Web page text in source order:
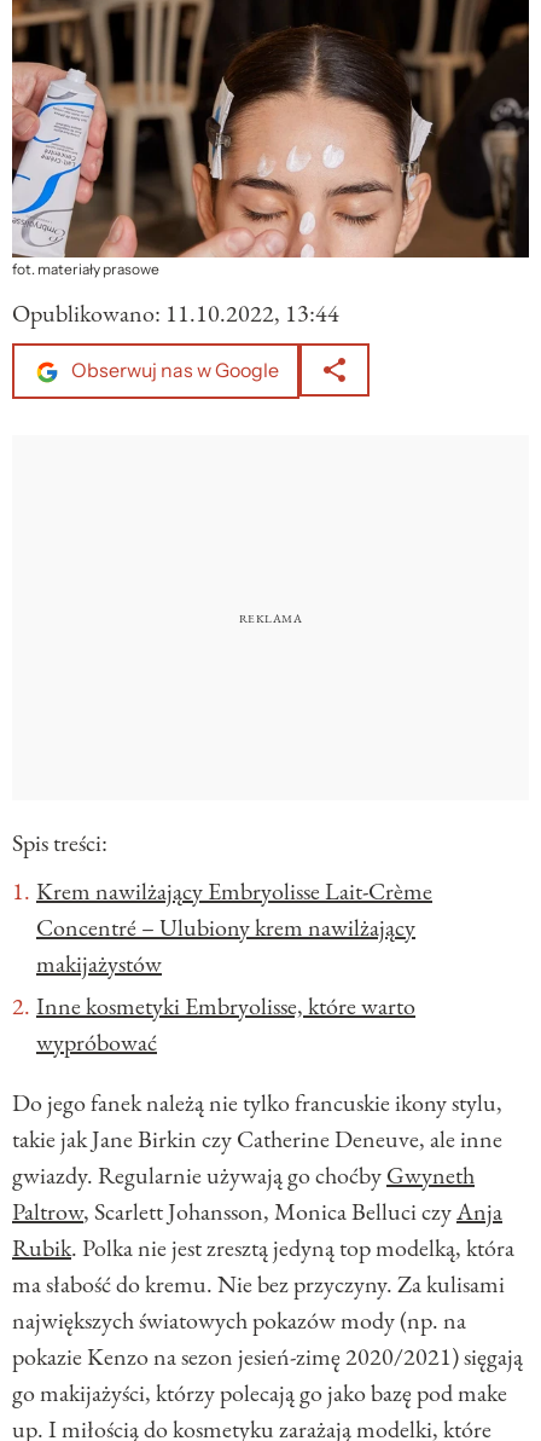
fot. materiały prasowe
Opublikowano: 11.10.2022, 13:44
Obserwuj nas w Google
Spis treści:
Krem nawilżający Embryolisse Lait-Crème
Concentré – Ulubiony krem nawilżający
makijażystów
Inne kosmetyki Embryolisse, które warto
wypróbować
Do jego fanek należą nie tylko francuskie ikony stylu,
takie jak Jane Birkin czy Catherine Deneuve, ale inne
gwiazdy. Regularnie używają go choćbyGwyneth
Paltrow, Scarlett Johansson, Monica Belluci czyAnja
Rubik. Polka nie jest zresztą jedyną top modelką, która
ma słabość do kremu. Nie bez przyczyny. Za kulisami
największych światowych pokazów mody (np. na
pokazie Kenzo na sezon jesień-zimę 2020/2021) sięgają
go makijażyści, którzy polecają go jako bazę pod make
up. I miłością do kosmetyku zarażają modelki, które